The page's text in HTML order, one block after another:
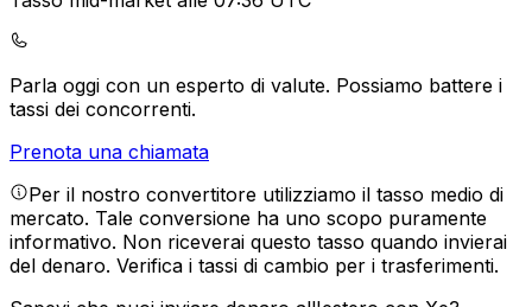
Parla oggi con un esperto di valute. Possiamo battere i
tassi dei concorrenti.
Prenota una chiamata
Per il nostro convertitore utilizziamo il tasso medio di
mercato. Tale conversione ha uno scopo puramente
informativo. Non riceverai questo tasso quando invierai
del denaro. Verifica i tassi di cambio per i trasferimenti.